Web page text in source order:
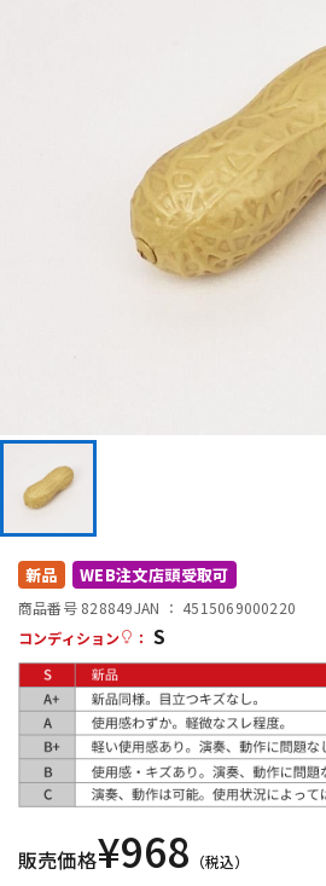
キーボード
配信/ライブ機器
中古
新品 WEB注文店頭受取可
商品番号 828849JAN ： 4515069000220
コンディション
： S
販売価格¥968 （税込）